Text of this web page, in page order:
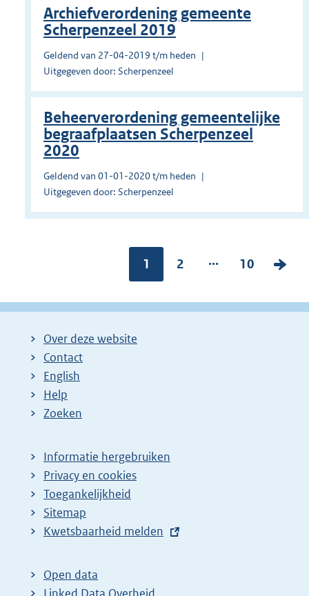
Archiefverordening gemeente
Scherpenzeel 2019
Geldend van 27-04-2019 t/m heden
Uitgegeven door: Scherpenzeel
Beheerverordening gemeentelijke
begraafplaatsen Scherpenzeel
2020
Geldend van 01-01-2020 t/m heden
Uitgegeven door: Scherpenzeel
Pagina:
1
P
g
2 ...
P
g
10
V
l
Over deze website
Contact
English
Help
Zoeken
Informatie hergebruiken
Privacy en cookies
Toegankelijkheid
Sitemap
E
t
e
Kwetsbaarheid melden
Open data